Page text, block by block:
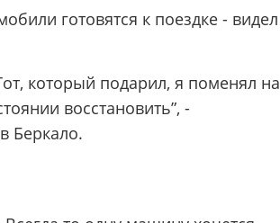
готовятся к поездке - видел
который подарил, я поменял на
восстановить”, -
Беркало.